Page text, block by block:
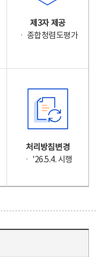
제3자 제공
ㆍ 종합청렴도평가
처리방침변경
ㆍ '26.5.4. 시행